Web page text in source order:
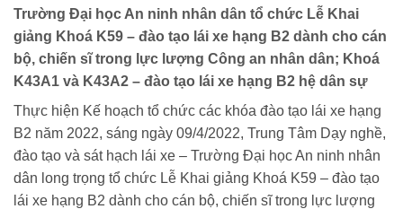
Trường Đại học An ninh nhân dân tổ chức Lễ Khai
giảng Khoá K59 – đào tạo lái xe hạng B2 dành cho cán
bộ, chiến sĩ trong lực lượng Công an nhân dân; Khoá
K43A1 và K43A2 – đào tạo lái xe hạng B2 hệ dân sự
Thực hiện Kế hoạch tổ chức các khóa đào tạo lái xe hạng
B2 năm 2022, sáng ngày 09/4/2022, Trung Tâm Dạy nghề,
đào tạo và sát hạch lái xe – Trường Đại học An ninh nhân
dân long trọng tổ chức Lễ Khai giảng Khoá K59 – đào tạo
lái xe hạng B2 dành cho cán bộ, chiến sĩ trong lực lượng